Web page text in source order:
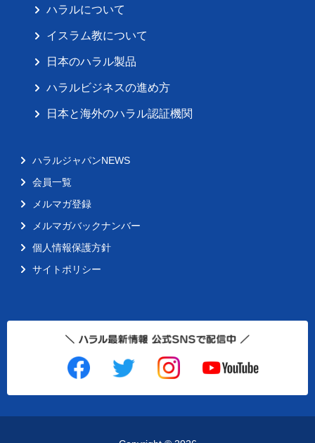
ハラルについて
イスラム教について
日本のハラル製品
ハラルビジネスの進め方
日本と海外のハラル認証機関
ハラルジャパンNEWS
会員一覧
メルマガ登録
メルマガバックナンバー
個人情報保護方針
サイトポリシー